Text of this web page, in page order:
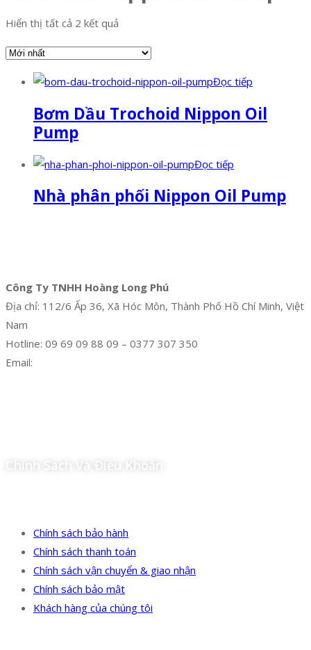
Hiển thị tất cả 2 kết quả
Đọc tiếp
Bơm Dầu Trochoid Nippon Oil
Pump
Đọc tiếp
Nhà phân phối Nippon Oil Pump
Công Ty TNHH Hoàng Long Phú
Địa chỉ: 112/6 Ấp 36, Xã Hóc Môn, Thành Phố Hồ Chí Minh, Việt
Nam
Hotline: 09 69 09 88 09 – 0377 307 350
Email:
Chính Sách Và Điều Khoản
Chính sách bảo hành
Chính sách thanh toán
Chính sách vận chuyển & giao nhận
Chính sách bảo mật
Khách hàng của chúng tôi